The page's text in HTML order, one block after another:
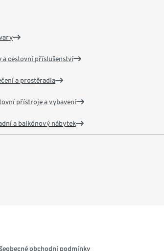
a cestovní příslušenství
a prostěradla
přístroje a vybavení
a balkónový nábytek
obchodní podmínky